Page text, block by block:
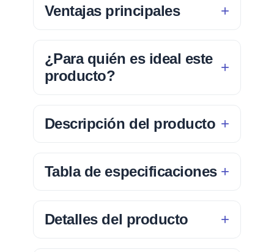
Ventajas principales
¿Para quién es ideal este
producto?
Descripción del producto
Tabla de especificaciones
Detalles del producto